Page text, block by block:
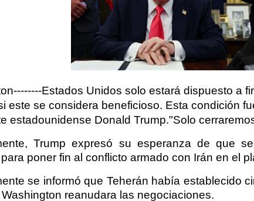
Estados Unidos solo estará dispuesto a
este se considera beneficioso. Esta condición
estadounidense Donald Trump."Solo
Trump expresó su esperanza de que
poner fin al conflicto armado con Irán en el
se informó que Teherán había establecido
reanudara las negociaciones.